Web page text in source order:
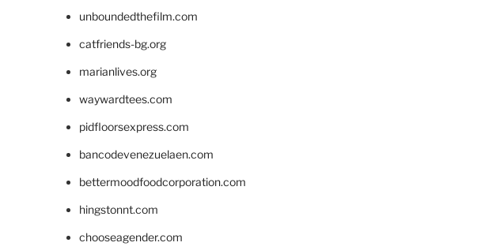
unboundedthefilm.com
catfriends-bg.org
marianlives.org
waywardtees.com
pidfloorsexpress.com
bancodevenezuelaen.com
bettermoodfoodcorporation.com
hingstonnt.com
chooseagender.com